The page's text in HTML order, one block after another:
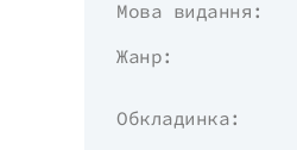
Мова видання:
Жанр:
Обкладинка: